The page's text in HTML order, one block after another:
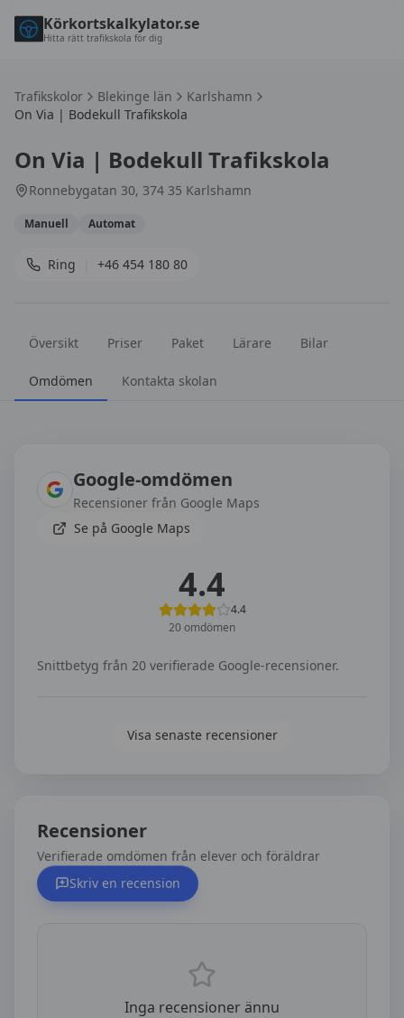
Körkortskalkylator.se
Hitta rätt trafikskola för dig
Trafikskolor Blekinge län
Karlshamn
On Via | Bodekull Trafikskola
On Via | Bodekull Trafikskola
Ronnebygatan 30, 374 35 Karlshamn
Manuell Automat
Ring +46 454 180 80
Översikt Priser Paket Lärare Bilar
Omdömen Kontakta skolan
Google-omdömen
Recensioner från Google Maps
Se på Google Maps
4.4
4.4
20 omdömen
Snittbetyg från 20 verifierade Google-recensioner.
Visa senaste recensioner
Recensioner
Verifierade omdömen från elever och föräldrar
Skriv en recension
Inga recensioner ännu